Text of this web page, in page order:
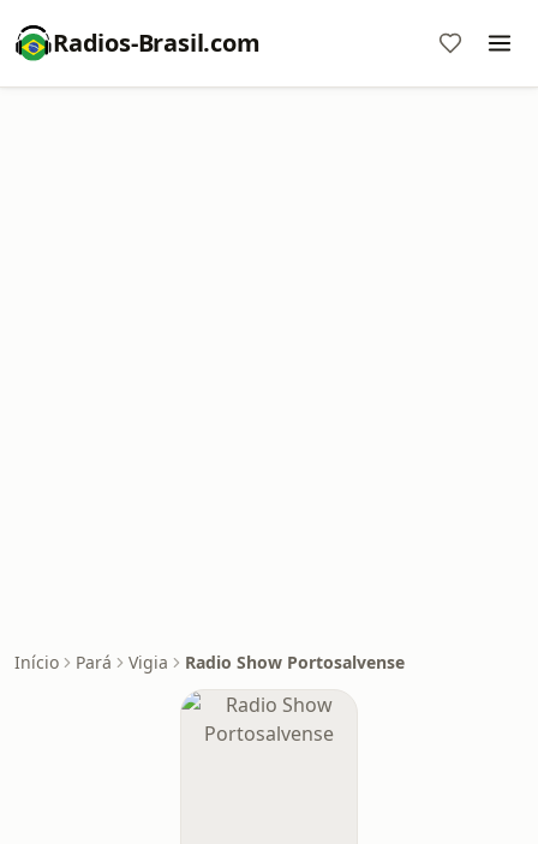
Radios-Brasil.com
Início Pará Vigia Radio Show Portosalvense